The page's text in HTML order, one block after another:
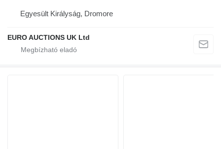
Egyesült Királyság, Dromore
EURO AUCTIONS UK Ltd